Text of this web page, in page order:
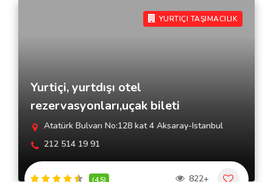
YURTIÇI TAŞIMACILIK
Yurtiçi, yurtdışı otel
rezervasyonları,uçak bileti
Atatürk Bulvarı No:128 kat 4 Aksaray-Istanbul
212 514 19 91
(4.5) 822+